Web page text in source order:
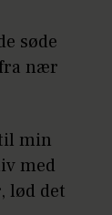
søde
nær
min
med
lød det